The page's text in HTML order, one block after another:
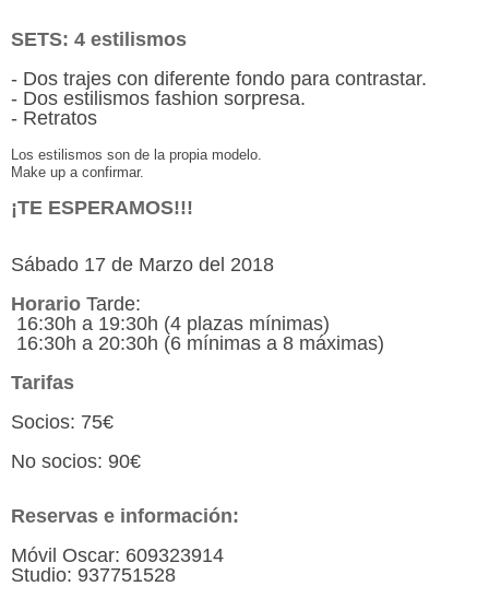
SETS: 4 estilismos
- Dos trajes con diferente fondo para contrastar.
- Dos estilismos fashion sorpresa.
- Retratos
Los estilismos son de la propia modelo.
Make up a confirmar.
¡TE ESPERAMOS!!!
Sábado 17 de Marzo del 2018
Horario Tarde:
16:30h a 19:30h (4 plazas mínimas)
16:30h a 20:30h (6 mínimas a 8 máximas)
Tarifas
Socios: 75€
No socios: 90€
Reservas e información:
Móvil Oscar: 609323914
Studio: 937751528